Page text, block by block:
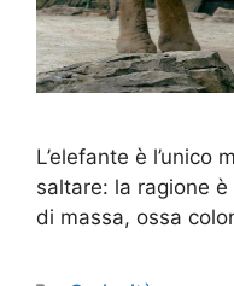
L’elefante è l’unico
saltare: la ragione
di massa, ossa